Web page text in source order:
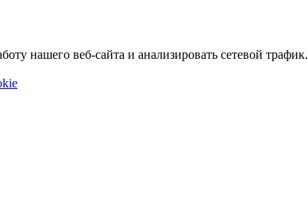
нашего веб-сайта и анализировать сетевой трафик.